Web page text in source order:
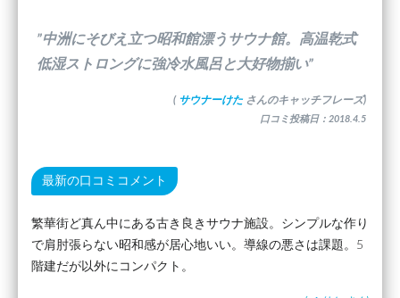
”中洲にそびえ立つ昭和館漂うサウナ館。高温乾式
低湿ストロングに強冷水風呂と大好物揃い”
( サウナーけた さんのキャッチフレーズ)
口コミ投稿日：2018.4.5
最新の口コミコメント
繁華街ど真ん中にある古き良きサウナ施設。シンプルな作り
で肩肘張らない昭和感が居心地いい。導線の悪さは課題。5
階建だが以外にコンパクト。